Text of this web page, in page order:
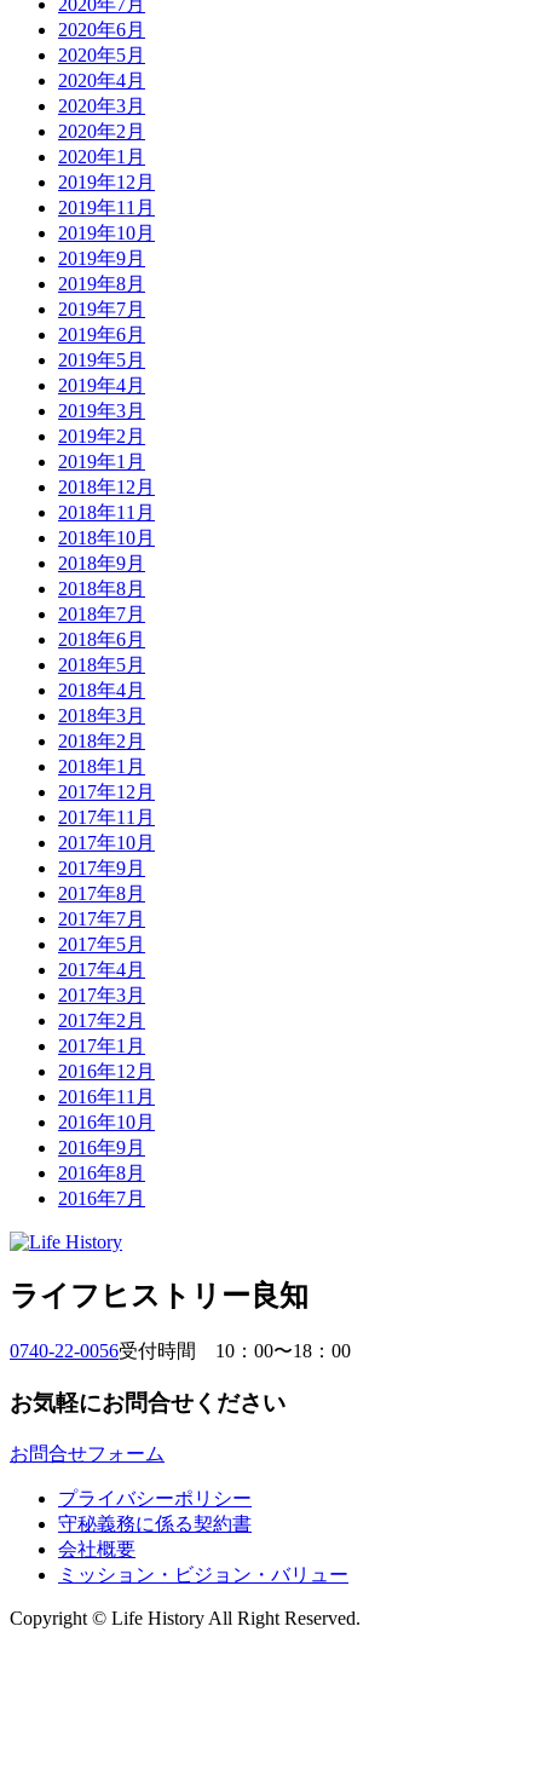
2020年6月
2020年5月
2020年4月
2020年3月
2020年2月
2020年1月
2019年12月
2019年11月
2019年10月
2019年9月
2019年8月
2019年7月
2019年6月
2019年5月
2019年4月
2019年3月
2019年2月
2019年1月
2018年12月
2018年11月
2018年10月
2018年9月
2018年8月
2018年7月
2018年6月
2018年5月
2018年4月
2018年3月
2018年2月
2018年1月
2017年12月
2017年11月
2017年10月
2017年9月
2017年8月
2017年7月
2017年5月
2017年4月
2017年3月
2017年2月
2017年1月
2016年12月
2016年11月
2016年10月
2016年9月
2016年8月
2016年7月
ライフヒストリー良知
0740-22-0056受付時間 10：00〜18：00
お気軽にお問合せください
お問合せフォーム
プライバシーポリシー
守秘義務に係る契約書
会社概要
ミッション・ビジョン・バリュー
Copyright © Life History All Right Reserved.